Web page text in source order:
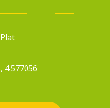
4.577056